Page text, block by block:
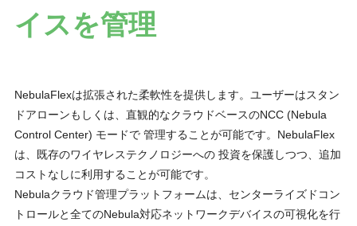
イスを管理
NebulaFlexは拡張された柔軟性を提供します。ユーザーはスタン
ドアローンもしくは、直観的なクラウドベースのNCC (Nebula
Control Center) モードで 管理することが可能です。NebulaFlex
は、既存のワイヤレステクノロジーへの 投資を保護しつつ、追加
コストなしに利用することが可能です。
Nebulaクラウド管理プラットフォームは、センターライズドコン
トロールと全てのNebula対応ネットワークデバイスの可視化を行